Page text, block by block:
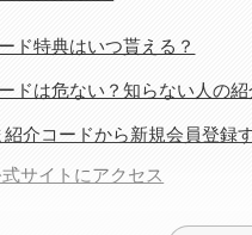
ド特典はいつ貰える？
ドは危ない？知らない人の
紹介コードから新規会員登録
式サイトにアクセス